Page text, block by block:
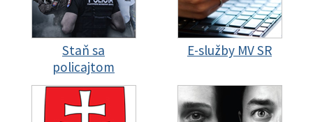
Staň sa
policajtom
E-služby MV SR